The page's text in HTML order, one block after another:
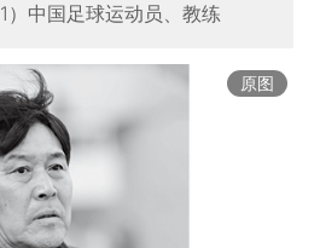
中国足球运动员、教练
原图